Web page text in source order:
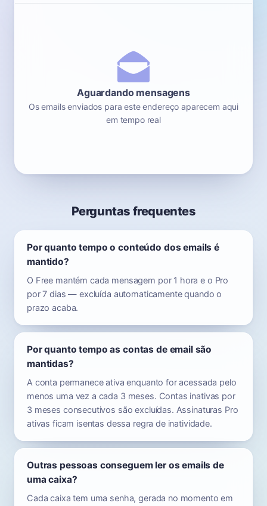
Aguardando mensagens
Os emails enviados para este endereço aparecem aqui
em tempo real
Perguntas frequentes
Por quanto tempo o conteúdo dos emails é
mantido?
O Free mantém cada mensagem por 1 hora e o Pro
por 7 dias — excluída automaticamente quando o
prazo acaba.
Por quanto tempo as contas de email são
mantidas?
A conta permanece ativa enquanto for acessada pelo
menos uma vez a cada 3 meses. Contas inativas por
3 meses consecutivos são excluídas. Assinaturas Pro
ativas ficam isentas dessa regra de inatividade.
Outras pessoas conseguem ler os emails de
uma caixa?
Cada caixa tem uma senha, gerada no momento em